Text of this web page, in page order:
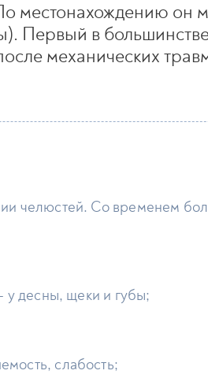
местонахождению он
Первый в большинстве
механических
челюстей. Со временем
у десны, щеки и губы;
слабость;